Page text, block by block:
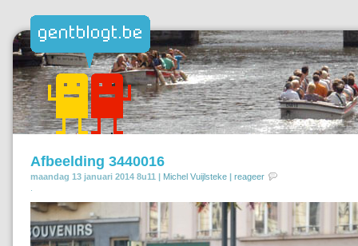
Afbeelding 3440016
maandag 13 januari 2014 8u11 | Michel Vuijlsteke | reageer